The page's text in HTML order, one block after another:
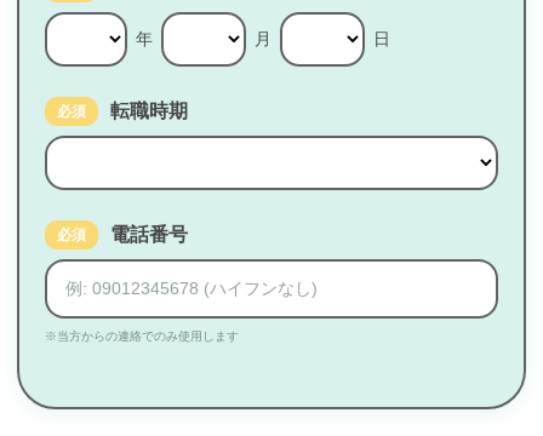
年 月 日
必須 転職時期
必須 電話番号
※当方からの連絡でのみ使用します